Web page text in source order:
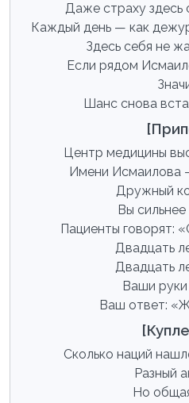
Даже страху
Каждый день — как
Здесь себя не
Если рядом
Шанс снова
Центр медицины
Имени Исмаилова
Дружный
Вы сильнее
Пациенты говорят:
Двадцать
Двадцать
Ваши
Ваш ответ:
Сколько наций
Разный
Но